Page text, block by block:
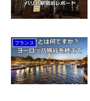
フランス